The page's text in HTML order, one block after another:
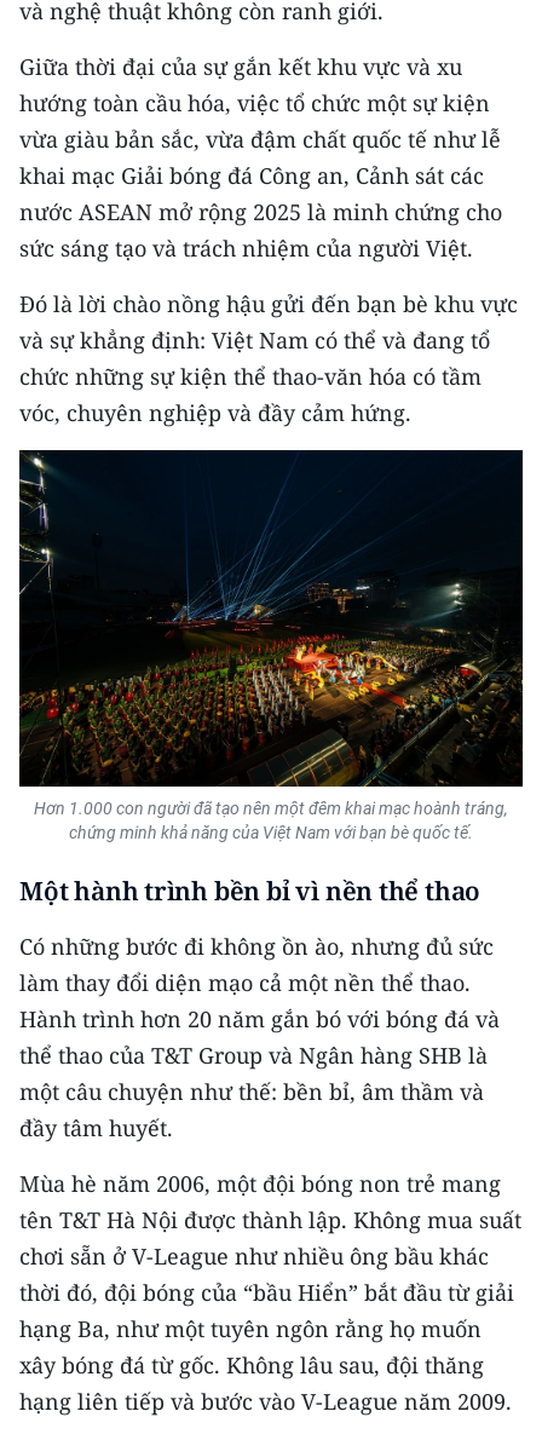
và nghệ thuật không còn ranh giới.
Giữa thời đại của sự gắn kết khu vực và xu
hướng toàn cầu hóa, việc tổ chức một sự kiện
vừa giàu bản sắc, vừa đậm chất quốc tế như lễ
khai mạc Giải bóng đá Công an, Cảnh sát các
nước ASEAN mở rộng 2025 là minh chứng cho
sức sáng tạo và trách nhiệm của người Việt.
Đó là lời chào nồng hậu gửi đến bạn bè khu vực
và sự khẳng định: Việt Nam có thể và đang tổ
chức những sự kiện thể thao-văn hóa có tầm
vóc, chuyên nghiệp và đầy cảm hứng.
Hơn 1.000 con người đã tạo nên một đêm khai mạc hoành tráng,
chứng minh khả năng của Việt Nam với bạn bè quốc tế.
Một hành trình bền bỉ vì nền thể thao
Có những bước đi không ồn ào, nhưng đủ sức
làm thay đổi diện mạo cả một nền thể thao.
Hành trình hơn 20 năm gắn bó với bóng đá và
thể thao của T&T Group và Ngân hàng SHB là
một câu chuyện như thế: bền bỉ, âm thầm và
đầy tâm huyết.
Mùa hè năm 2006, một đội bóng non trẻ mang
tên T&T Hà Nội được thành lập. Không mua suất
chơi sẵn ở V-League như nhiều ông bầu khác
thời đó, đội bóng của “bầu Hiển” bắt đầu từ giải
hạng Ba, như một tuyên ngôn rằng họ muốn
xây bóng đá từ gốc. Không lâu sau, đội thăng
hạng liên tiếp và bước vào V-League năm 2009.